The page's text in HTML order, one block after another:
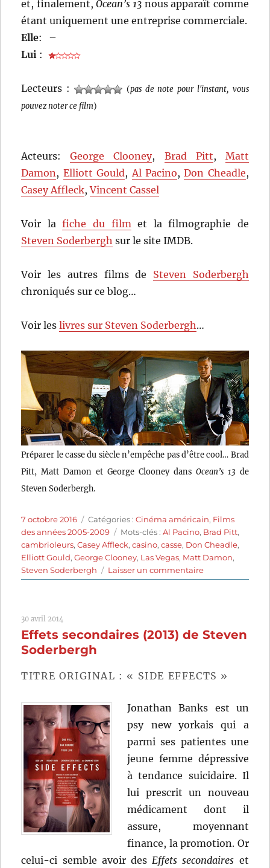
et, finalement, Ocean’s 13 nous apparaît comme
étant uniquement une entreprise commerciale.
Elle:
–
Lui :
Lecteurs : (pas de note pour l'instant, vous
pouvez noter ce film)
Acteurs:George Clooney, Brad Pitt, Matt
Damon, Elliott Gould,Al Pacino,Don Cheadle,
Casey Affleck,Vincent Cassel
Voir lafiche du filmet la filmographie de
Steven Soderbergh sur le site IMDB.
Voir les autres films de Steven Soderbergh
chroniqués sur ce blog…
Voir leslivres sur Steven Soderbergh…
Préparer le casse du siècle n’empêche pas d’être cool… Brad
Pitt, Matt Damon et George Clooney dans Ocean’s 13 de
Steven Soderbergh.
Publié
le
7 octobre 2016 Catégories
Catégories :Cinéma américain, Films
des années 2005-2009
Étiquettes
Mots-clés :Al Pacino, Brad Pitt,
cambrioleurs,Casey Affleck,casino,casse, Don Cheadle,
Elliott Gould,George Clooney, Las Vegas, Matt Damon,
Steven Soderbergh
Laisser un commentairesur
Ocean’s
Steven
30 avril 2014
Effets secondaires (2013) de Steven
Soderbergh
TITRE ORIGINAL : « SIDE EFFECTS »
Jonathan Banks est un
psy new yorkais qui a
parmi ses patientes une
jeune femme dépressive
à tendance suicidaire. Il
lui prescrit un nouveau
médicament dont il
assure, moyennant
finance, la promotion. Or
celui-ci semble avoir des Effets secondaires et